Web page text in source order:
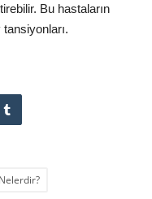
Bu hastaların